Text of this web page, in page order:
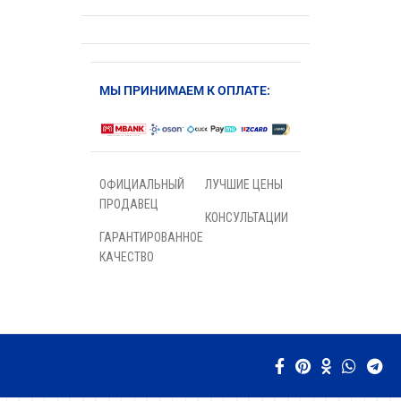
МЫ ПРИНИМАЕМ К ОПЛАТЕ:
ОФИЦИАЛЬНЫЙ
ПРОДАВЕЦ
ГАРАНТИРОВАННОЕ
КАЧЕСТВО
ЛУЧШИЕ ЦЕНЫ
КОНСУЛЬТАЦИИ